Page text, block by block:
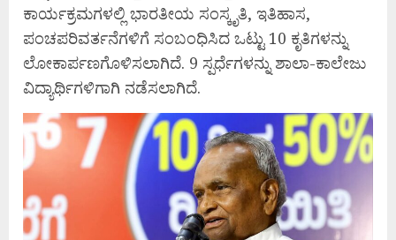
ಕಾರ್ಯಕ್ರಮಗಳಲ್ಲಿ ಭಾರತೀಯ ಸಂಸ್ಕೃತಿ, ಇತಿಹಾಸ,
ಪಂಚಪರಿವರ್ತನೆಗಳಿಗೆ ಸಂಬಂಧಿಸಿದ ಒಟ್ಟು 10 ಕೃತಿಗಳನ್ನು
ಲೋಕಾರ್ಪಣಗೊಳಿಸಲಾಗಿದೆ. 9 ಸ್ಪರ್ಧೆಗಳನ್ನು ಶಾಲಾ-ಕಾಲೇಜು
ವಿದ್ಯಾರ್ಥಿಗಳಿಗಾಗಿ ನಡೆಸಲಾಗಿದೆ.